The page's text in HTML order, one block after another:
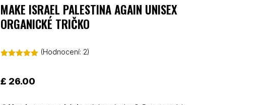
MAKE ISRAEL PALESTINA AGAIN UNISEX
ORGANICKÉ TRIČKO
základě
hodnocení
(Hodnocení: 2)
£ 26.00